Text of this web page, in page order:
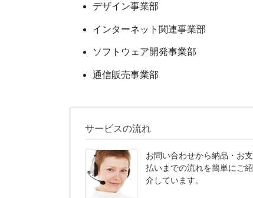
デザイン事業部
インターネット関連事業部
ソフトウェア開発事業部
通信販売事業部
サービスの流れ
お問い合わせから納品・お支
払いまでの流れを簡単にご紹
介しています。